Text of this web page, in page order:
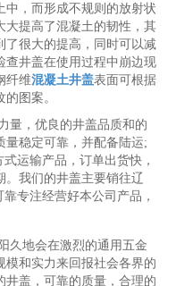
中，而形成不规则的放射状
大提高了混凝土的韧性，其
了很大的提高，同时可以减
查井盖在使用过程中崩边现
纤维混凝土井盖表面可根据
图案。
量，优良的井盖品质和的
量稳定可靠，并配备陆运;
运输产品，订单出货快，
我们的井盖主要销往辽
专注经营好本公司产品，
久地会在激烈的通用五金
模和实力来回报社会各界的
井盖，可靠的质量，合理的